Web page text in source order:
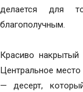
делается для
благополучным.
Красиво
Центральное
— десерт,